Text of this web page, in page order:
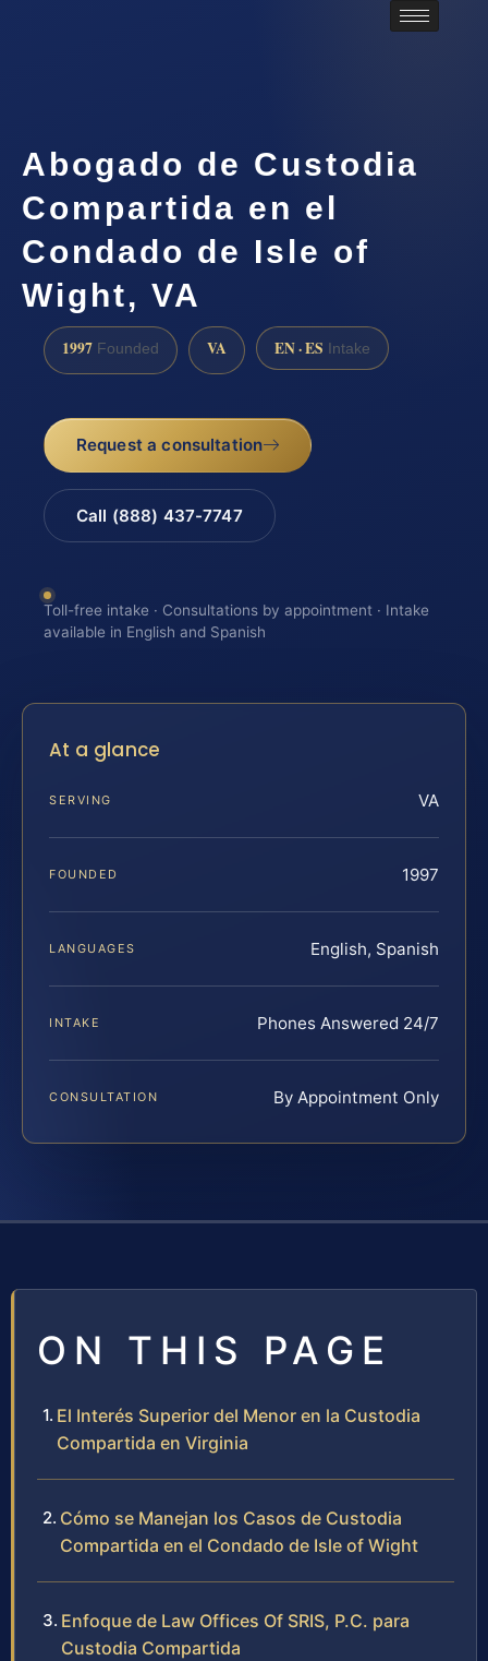
Abogado de Custodia
Compartida en el
Condado de Isle of
Wight, VA
1997 Founded VA EN · ES Intake
Request a consultation
Call (888) 437-7747
Toll-free intake · Consultations by appointment · Intake
available in English and Spanish
At a glance
SERVING VA
FOUNDED 1997
LANGUAGES English, Spanish
INTAKE Phones Answered 24/7
CONSULTATION By Appointment Only
ON THIS PAGE
El Interés Superior del Menor en la Custodia
Compartida en Virginia
Cómo se Manejan los Casos de Custodia
Compartida en el Condado de Isle of Wight
Enfoque de Law Offices Of SRIS, P.C. para
Custodia Compartida